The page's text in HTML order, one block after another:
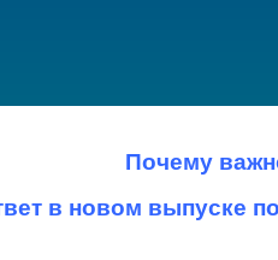
Почему
в новом выпуске